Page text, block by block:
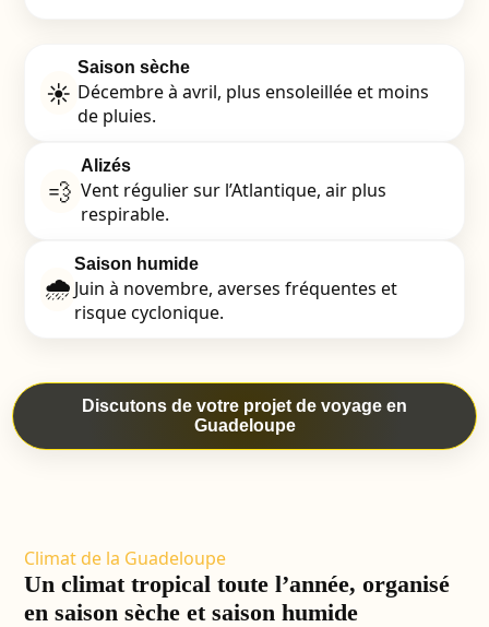
☀️
Saison sèche
Décembre à avril, plus ensoleillée et moins
de pluies.
💨
Alizés
Vent régulier sur l’Atlantique, air plus
respirable.
🌧️
Saison humide
Juin à novembre, averses fréquentes et
risque cyclonique.
Discutons de votre projet de voyage en
Guadeloupe
Climat de la Guadeloupe
Un climat tropical toute l’année, organisé
en saison sèche et saison humide